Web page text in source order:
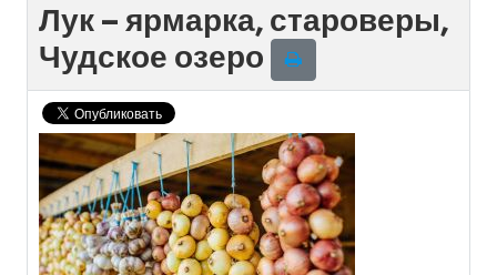
Лук – ярмарка, староверы,
Чудское озеро